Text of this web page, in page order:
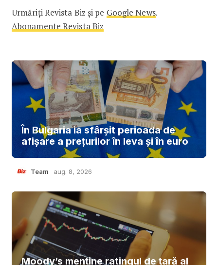
Urmăriți Revista Biz și pe Google News.
Abonamente Revista Biz
În Bulgaria ia sfârşit perioada de
afișare a prețurilor în ​​leva și în euro
Team aug. 8, 2026
Moody’s menține ratingul de țară al